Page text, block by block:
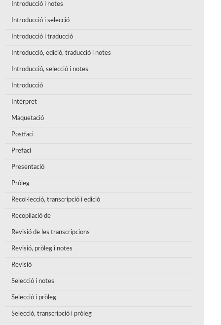
Introducció i notes
Introducció i selecció
Introducció i traducció
Introducció, edició, traducció i notes
Introducció, selecció i notes
Introducció
Intèrpret
Maquetació
Postfaci
Prefaci
Presentació
Pròleg
Recol·lecció, transcripció i edició
Recopilació de
Revisió de les transcripcions
Revisió, pròleg i notes
Revisió
Selecció i notes
Selecció i pròleg
Selecció, transcripció i pròleg